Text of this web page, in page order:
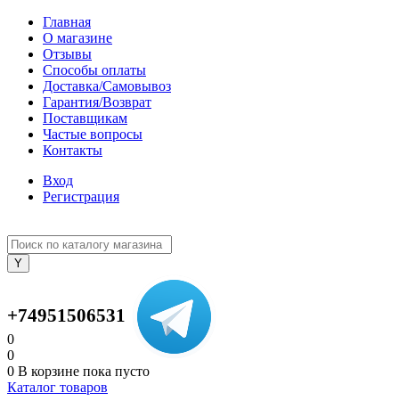
Главная
О магазине
Отзывы
Способы оплаты
Доставка/Самовывоз
Гарантия/Возврат
Поставщикам
Частые вопросы
Контакты
Вход
Регистрация
+74951506531
0
0
0 В корзине пока пусто
Каталог товаров